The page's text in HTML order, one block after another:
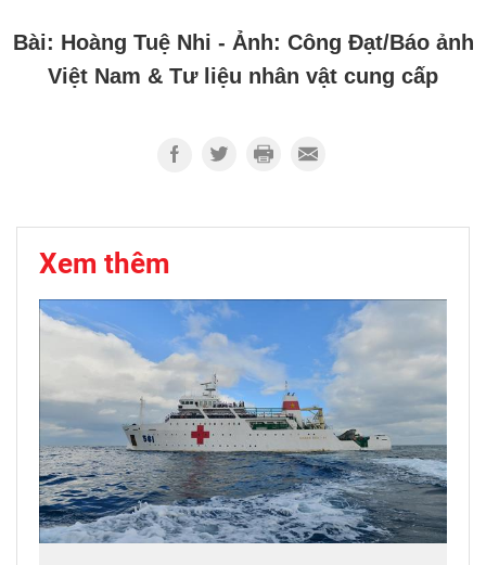
Bài: Hoàng Tuệ Nhi - Ảnh: Công Đạt/Báo ảnh
Việt Nam & Tư liệu nhân vật cung cấp
Xem thêm